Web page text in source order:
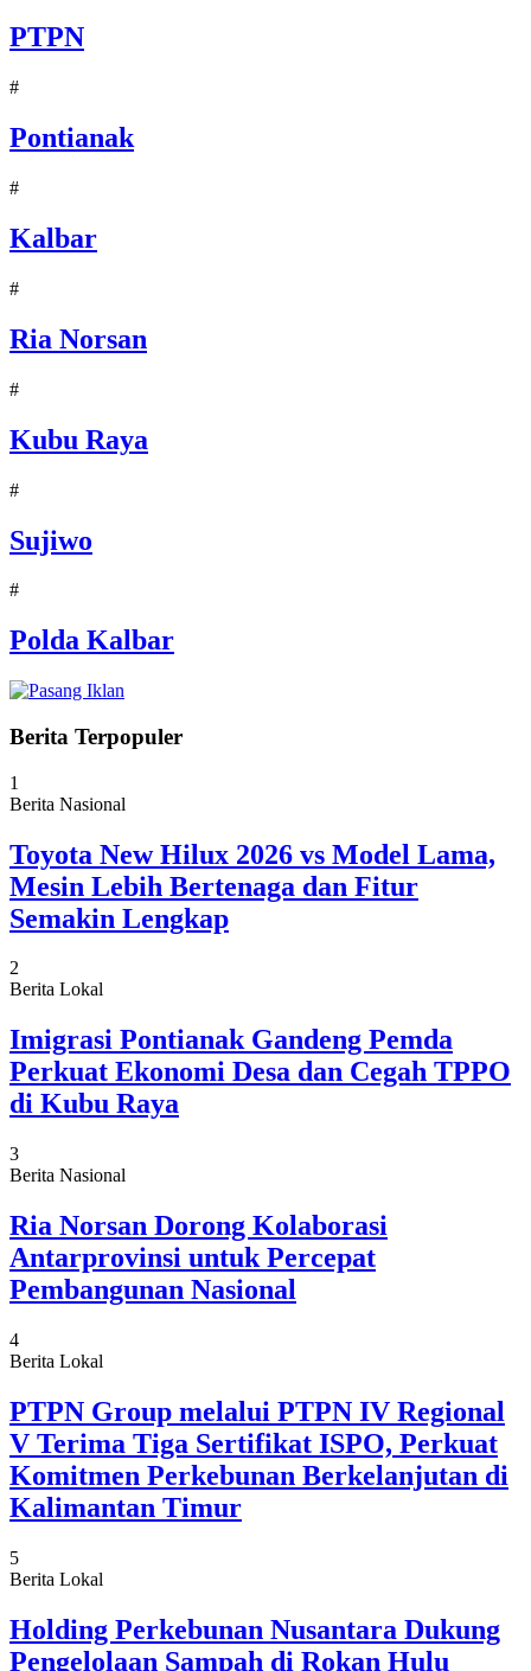
PTPN
#
Pontianak
#
Kalbar
#
Ria Norsan
#
Kubu Raya
#
Sujiwo
#
Polda Kalbar
Berita Terpopuler
1
Berita Nasional
Toyota New Hilux 2026 vs Model Lama,
Mesin Lebih Bertenaga dan Fitur
Semakin Lengkap
2
Berita Lokal
Imigrasi Pontianak Gandeng Pemda
Perkuat Ekonomi Desa dan Cegah TPPO
di Kubu Raya
3
Berita Nasional
Ria Norsan Dorong Kolaborasi
Antarprovinsi untuk Percepat
Pembangunan Nasional
4
Berita Lokal
PTPN Group melalui PTPN IV Regional
V Terima Tiga Sertifikat ISPO, Perkuat
Komitmen Perkebunan Berkelanjutan di
Kalimantan Timur
5
Berita Lokal
Holding Perkebunan Nusantara Dukung
Pengelolaan Sampah di Rokan Hulu